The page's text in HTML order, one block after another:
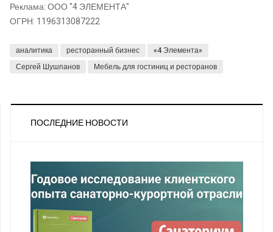
Реклама: ООО "4 ЭЛЕМЕНТА"
ОГРН: 1196313087222
аналитика ресторанный бизнес
«4 Элемента»
Сергей Шушпанов
Мебель для гостиниц и ресторанов
ПОСЛЕДНИЕ НОВОСТИ